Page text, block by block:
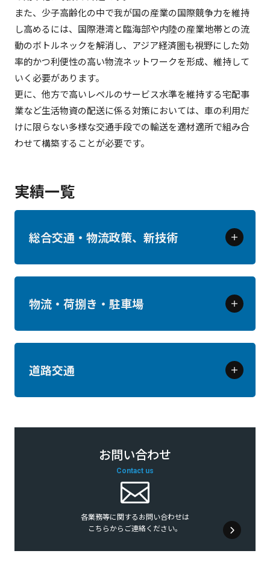
また、少子高齢化の中で我が国の産業の国際競争力を維持
し高めるには、国際港湾と臨海部や内陸の産業地帯との流
動のボトルネックを解消し、アジア経済圏も視野にした効
率的かつ利便性の高い物流ネットワークを形成、維持して
いく必要があります。
更に、他方で高いレベルのサービス水準を維持する宅配事
業など生活物資の配送に係る対策においては、車の利用だ
けに限らない多様な交通手段での輸送を適材適所で組み合
わせて構築することが必要です。
実績一覧
総合交通・物流政策、新技術
物流・荷捌き・駐車場
道路交通
お問い合わせ
Contact us
各業務等に関するお問い合わせは
こちらからご連絡ください。